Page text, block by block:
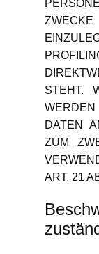
STEHT.
WERDEN
DATEN
ZUM
ART. 21